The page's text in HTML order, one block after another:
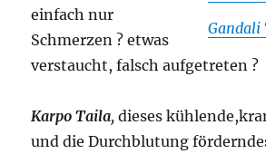
Gandali
einfach nur
Schmerzen ? etwas
verstaucht, falsch aufgetreten ?
Karpo Taila,dieses
und die Durchblutung